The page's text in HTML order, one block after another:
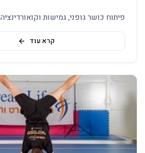
פיתוח כושר גופני, גמישות וקואורדינציה
קרא עוד